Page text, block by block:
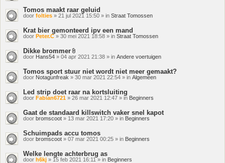
Tomos maakt raar geluid
door folties » 21 jul 2021 15:50 » in Straat Tomossen
Krat bier gemonteerd ipv een mand
door Peter.C» 30 mei 2021 18:58 » in Straat Tomossen
Dikke brommer
Bijlage(n)
door Hans54 » 04 apr 2021 21:38 » in Andere voertuigen
Tomos sport stuur niet wordt niet meer gemaakt?
door Notagunfreak » 30 mar 2021 22:54 » in Algemeen
Led strip doet raar na kortsluiting
door Fabian6721 » 26 mar 2021 12:47 » in Beginners
Gaat de standaard killswitch vaker snel kapot
door bromscoot » 13 mar 2021 17:20 » in Beginners
Schuimpads accu tomos
door bromscoot » 07 mar 2021 00:25 » in Beginners
Welke lengte achterbrug as
door h6kj » 15 feb 2021 16:11 » in Beginners